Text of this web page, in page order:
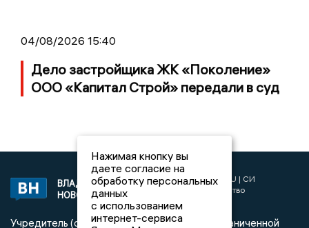
04/08/2026 15:40
Дело застройщика ЖК «Поколение»
ООО «Капитал Строй» передали в суд
ВЛАДИМИРСКИЕ
НОВОСТИ
2017 © NEWSVLADIMIR.RU | СИ
«Информационное агентство
Учредитель (соучредители): Общество с ограниченной
Нажимая кнопку вы
даете согласие на
обработку персональных
данных
с использованием
интернет-сервиса